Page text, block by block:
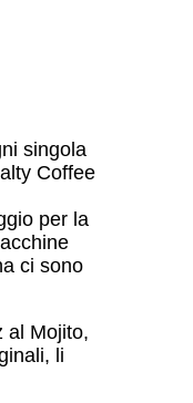
singola
Coffee
per la
ci sono
al Mojito,
li